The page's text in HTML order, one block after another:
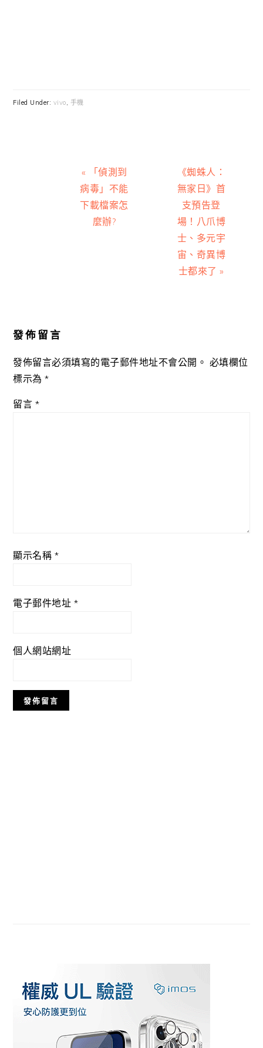
Filed Under: vivo, 手機
Previous
Post:
« 「偵測到
病毒」不能
下載檔案怎
麼辦?
Next
Post:
《蜘蛛人：
無家日》首
支預告登
場！八爪博
士、多元宇
宙、奇異博
士都來了 »
發佈留言
發佈留言必須填寫的電子郵件地址不會公開。 必填欄位
標示為*
留言 *
顯示名稱 *
電子郵件地址 *
個人網站網址